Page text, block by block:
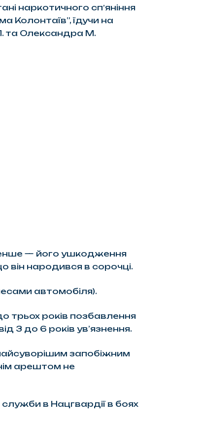
наркотичного спʼяніння
їдучи на
та Олександра М.
— його ушкодження
він народився в сорочці.
автомобіля).
трьох років позбавлення
3 до 6 років ув’язнення.
запобіжним
арештом не
в Нацгвардії в боях